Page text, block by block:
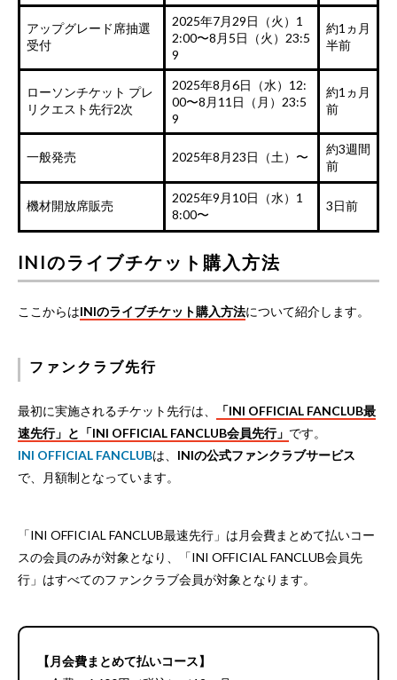
アップグレード席抽選
受付
2025年7月29日（火）1
2:00〜8月5日（火）23:5
9
約1ヵ月
半前
ローソンチケット プレ
リクエスト先行2次
2025年8月6日（水）12:
00〜8月11日（月）23:5
9
約1ヵ月
前
一般発売 2025年8月23日（土）〜
約3週間
前
機材開放席販売
2025年9月10日（水）1
8:00〜
3日前
INIのライブチケット購入方法
ここからはINIのライブチケット購入方法について紹介します。
ファンクラブ先行
最初に実施されるチケット先行は、
「INI OFFICIAL FANCLUB最
速先行」と「INI OFFICIAL FANCLUB会員先行」 です。
INI OFFICIAL FANCLUBは、 INIの公式ファンクラブサービス
で、月額制となっています。
「INI OFFICIAL FANCLUB最速先行」は月会費まとめて払いコー
スの会員のみが対象となり、「INI OFFICIAL FANCLUB会員先
行」はすべてのファンクラブ会員が対象となります。
【月会費まとめて払いコース】